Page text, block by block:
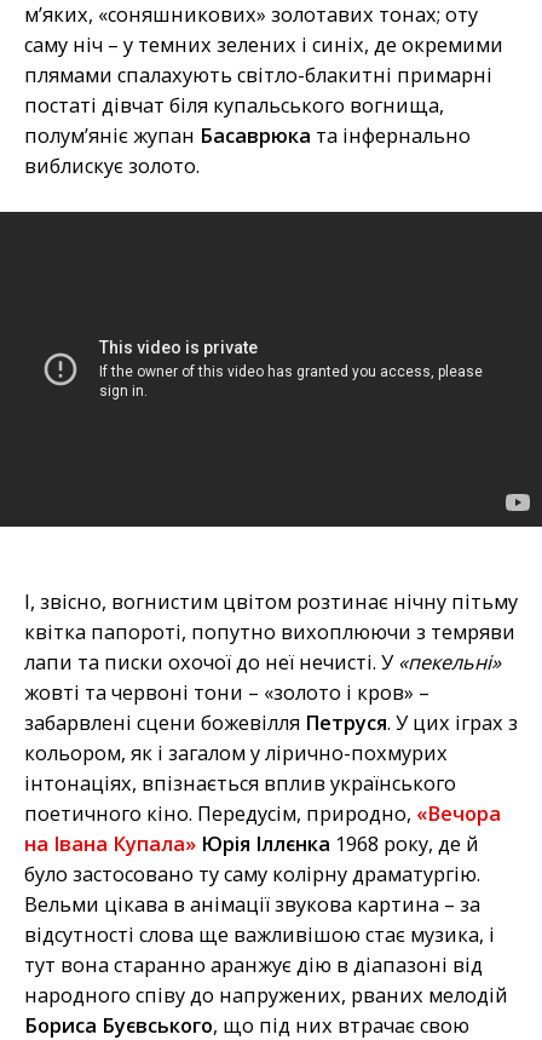
м’яких, «соняшникових» золотавих тонах; оту
саму ніч – у темних зелених і синіх, де окремими
плямами спалахують світло-блакитні примарні
постаті дівчат біля купальського вогнища,
полум’яніє жупан Басаврюка та інфернально
виблискує золото.
І, звісно, вогнистим цвітом розтинає нічну пітьму
квітка папороті, попутно вихоплюючи з темряви
лапи та писки охочої до неї нечисті. У«пекельні»
жовті та червоні тони – «золото і кров» –
забарвлені сцени божевілля Петруся. У цих іграх з
кольором, як і загалом у лірично-похмурих
інтонаціях, впізнається вплив українського
поетичного кіно. Передусім, природно, «Вечора
на Івана Купала» Юрія Іллєнка 1968 року, де й
було застосовано ту саму колірну драматургію.
Вельми цікава в анімації звукова картина – за
відсутності слова ще важливішою стає музика, і
тут вона старанно аранжує дію в діапазоні від
народного співу до напружених, рваних мелодій
Бориса Буєвського, що під них втрачає свою